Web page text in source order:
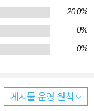
술적 글쓰기’로 이어
자유로움과 폭넓음
료하다. 르네상스, 낭
가는 자연을 초월하
20.0%
0%
0%
게시물 운영 원칙